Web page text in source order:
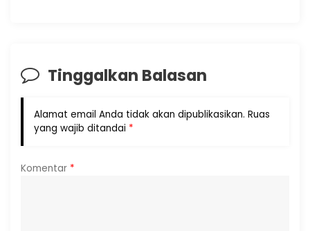
Tinggalkan Balasan
Alamat email Anda tidak akan dipublikasikan. Ruas
yang wajib ditandai *
Komentar *